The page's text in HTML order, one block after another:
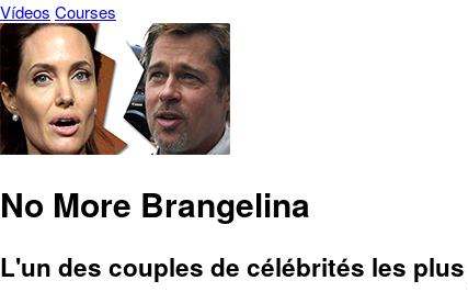
Vídeos Courses
No More Brangelina
L'un des couples de célébrités les